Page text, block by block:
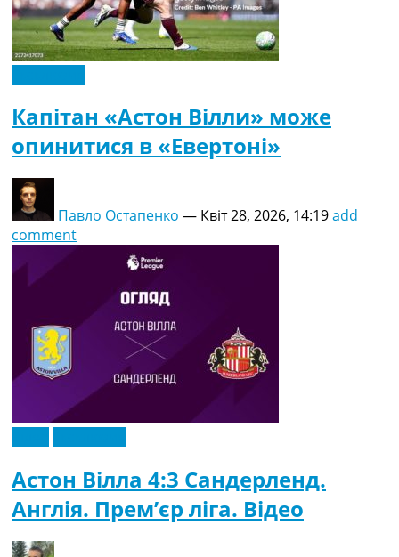
Капітан «Астон Вілли» може
опинитися в «Евертоні»
Павло Остапенко — Квіт 28, 2026, 14:19add
comment
Астон Вілла 4:3 Сандерленд.
Англія. Прем’єр ліга. Відео